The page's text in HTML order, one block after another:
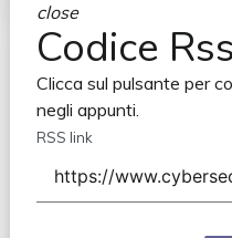
close
Codice Rss
Clicca sul pulsante per
negli appunti.
RSS link